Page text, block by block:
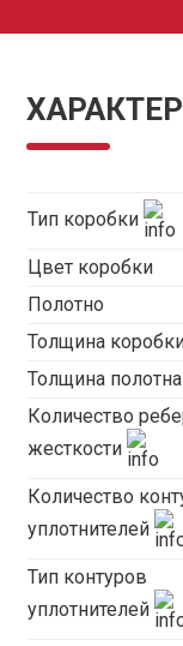
Тип коробки
Цвет коробки
Полотно
Толщина
Толщина полотна
Количество
жесткости
Количество
уплотнителей
Тип контуров
уплотнителей